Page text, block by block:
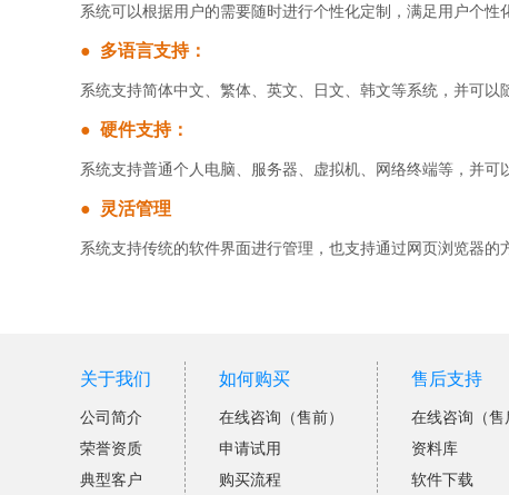
系统可以根据用户的需要随时进行个性化定制，满足用户个性
● 多语言支持：
系统支持简体中文、繁体、英文、日文、韩文等系统，并可以
● 硬件支持：
系统支持普通个人电脑、服务器、虚拟机、网络终端等，并可
● 灵活管理
系统支持传统的软件界面进行管理，也支持通过网页浏览器
关于我们
公司简介
荣誉资质
典型客户
如何购买
在线咨询（售前）
申请试用
购买流程
售后支持
在线咨询（售
资料库
软件下载